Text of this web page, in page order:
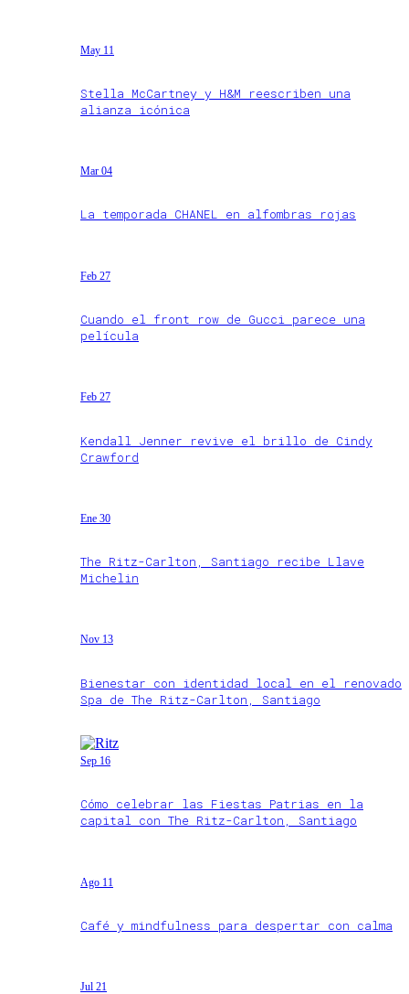
May 11
Stella McCartney y H&M reescriben una
alianza icónica
Mar 04
La temporada CHANEL en alfombras rojas
Feb 27
Cuando el front row de Gucci parece una
película
Feb 27
Kendall Jenner revive el brillo de Cindy
Crawford
Ene 30
The Ritz-Carlton, Santiago recibe Llave
Michelin
Nov 13
Bienestar con identidad local en el renovado
Spa de The Ritz-Carlton, Santiago
Sep 16
Cómo celebrar las Fiestas Patrias en la
capital con The Ritz-Carlton, Santiago
Ago 11
Café y mindfulness para despertar con calma
Jul 21